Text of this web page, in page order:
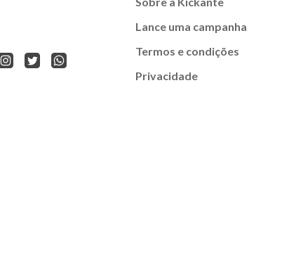
Lance uma campanha
Termos e condições
Privacidade